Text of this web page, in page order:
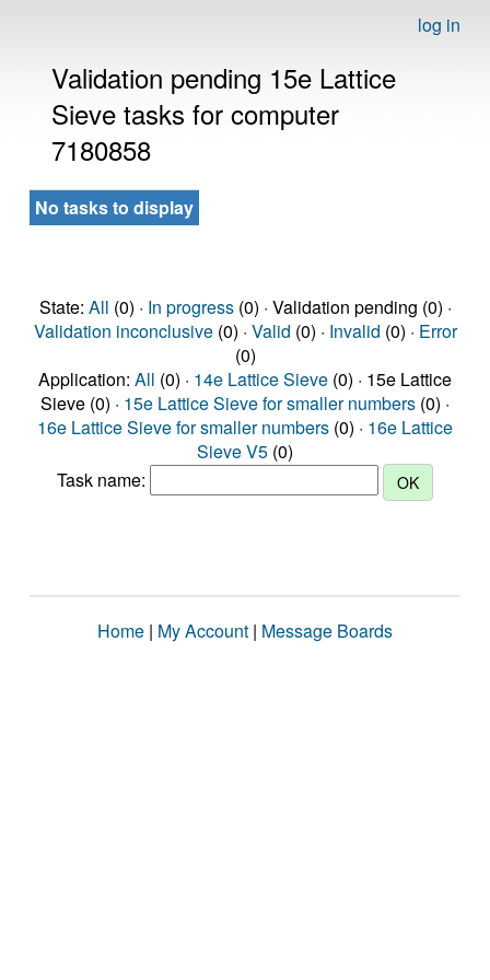
log in
Validation pending 15e Lattice
Sieve tasks for computer
7180858
No tasks to display
State: All (0) · In progress(0) · Validation pending (0) ·
Validation inconclusive(0) · Valid (0) · Invalid (0) · Error
(0)
Application: All (0) · 14e Lattice Sieve (0) · 15e Lattice
Sieve (0) · 15e Lattice Sieve for smaller numbers (0) ·
16e Lattice Sieve for smaller numbers (0) · 16e Lattice
Sieve V5 (0)
Task name:
Home | My Account | Message Boards